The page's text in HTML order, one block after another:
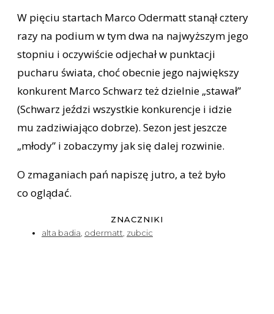
W pięciu startach Marco Odermatt stanął cztery
razy na podium w tym dwa na najwyższym jego
stopniu i oczywiście odjechał w punktacji
pucharu świata, choć obecnie jego największy
konkurent Marco Schwarz też dzielnie „stawał”
(Schwarz jeździ wszystkie konkurencje i idzie
mu zadziwiająco dobrze). Sezon jest jeszcze
„młody” i zobaczymy jak się dalej rozwinie.
O zmaganiach pań napiszę jutro, a też było
co oglądać.
ZNACZNIKI
alta badia, odermatt, zubcic